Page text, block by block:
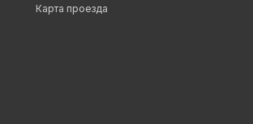
Карта проезда